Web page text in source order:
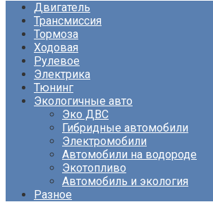
Двигатель
Трансмиссия
Тормоза
Ходовая
Рулевое
Электрика
Тюнинг
Экологичные авто
Эко ДВС
Гибридные автомобили
Электромобили
Автомобили на водороде
Экотопливо
Автомобиль и экология
Разное